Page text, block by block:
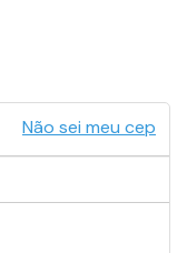
Não sei meu cep